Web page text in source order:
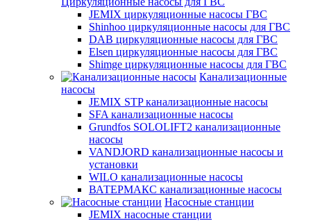
JEMIX циркуляционные насосы ГВС
Shinhoo циркуляционные насосы для ГВС
DAB циркуляционные насосы для ГВС
Elsen циркуляционные насосы для ГВС
Shimge циркуляционные насосы для ГВС
Канализационные
насосы
JEMIX STP канализационные насосы
SFA канализационные насосы
Grundfos SOLOLIFT2 канализационные
насосы
VANDJORD канализационные насосы и
установки
WILO канализационные насосы
ВАТЕРМАКС канализационные насосы
Насосные станции
JEMIX насосные станции